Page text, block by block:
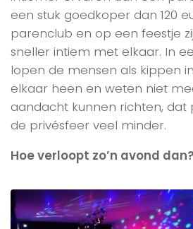
een stuk goedkoper dan 120
parenclub en op een feestje
sneller intiem met elkaar. In
lopen de mensen als kippen
elkaar heen en weten niet
aandacht kunnen richten,
de privésfeer veel minder.
Hoe verloopt zo’n avond dan?